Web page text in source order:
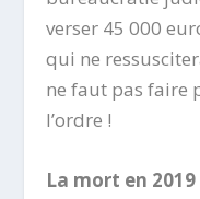
verser 45 000
qui ne
ne faut pas faire
l’ordre !
La mort en